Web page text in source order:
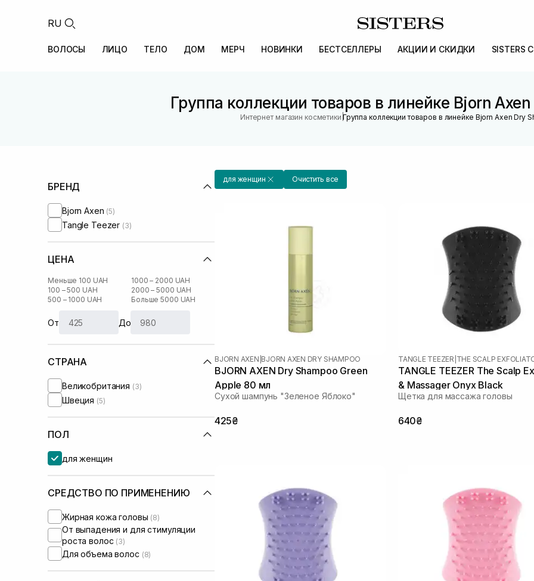
RU
ВОЛОСЫ ЛИЦО ТЕЛО ДОМ МЕРЧ НОВИНКИ БЕСТСЕЛЛЕРЫ АКЦИИ И СКИДКИ SISTERS
Группа коллекции товаров в линейке Bjorn
Интернет магазин косметики |Группа коллекции товаров в линейке Bjorn Axen Dry
БРЕНД
Bjorn Axen (5)
Tangle Teezer (3)
ЦЕНА
Меньше 100 UAH
100 – 500 UAH
500 – 1000 UAH
1000 – 2000 UAH
2000 – 5000 UAH
Больше 5000 UAH
От До
СТРАНА
Великобритания (3)
Швеция (5)
ПОЛ
для женщин
СРЕДСТВО ПО ПРИМЕНЕНИЮ
Жирная кожа головы (8)
От выпадения и для стимуляции
роста волос (3)
Для объема волос (8)
для женщин Очистить все
BJORN AXEN BJORN AXEN DRY SHAMPOO
BJORN AXEN Dry Shampoo Green
Apple 80 мл
Сухой шампунь "Зеленое Яблоко"
425₴
TANGLE TEEZER
TANGLE TEEZER The Scalp
& Massager Onyx Black
Щетка для массажа головы
640₴